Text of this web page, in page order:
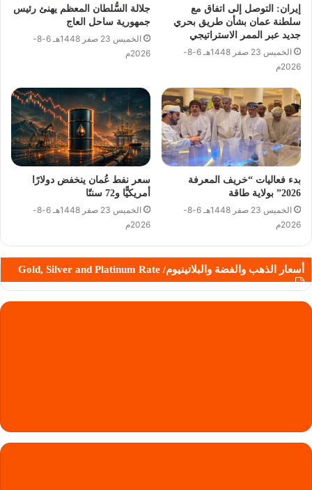
إيران: التوصل إلى اتفاق مع
سلطنة عمان بشأن طريق بحري
جديد عبر الممر الاستراتيجي
الخميس 23 صفر 1448هـ 6-8-
2026م
جلالة السُّلطان المعظم يهنئ رئيس
جمهورية ساحل العاج
الخميس 23 صفر 1448هـ 6-8-
2026م
بدء فعاليات “خريف المعرفة
2026” بولاية طاقة
الخميس 23 صفر 1448هـ 6-8-
2026م
سعر نفط عُمان ينخفض دولارًا
أمريكيًّا و72 سنتًا
الخميس 23 صفر 1448هـ 6-8-
2026م
أسعار الذهب والفضة والبلاتينيوم/ Gold, Silver and Platinum Rate